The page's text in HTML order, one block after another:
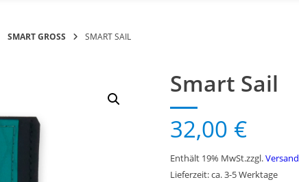
SMART GROSS SMART SAIL
Smart Sail
32,00 €
Enthält 19% MwSt.zzgl.Versand
Lieferzeit: ca. 3-5 Werktage